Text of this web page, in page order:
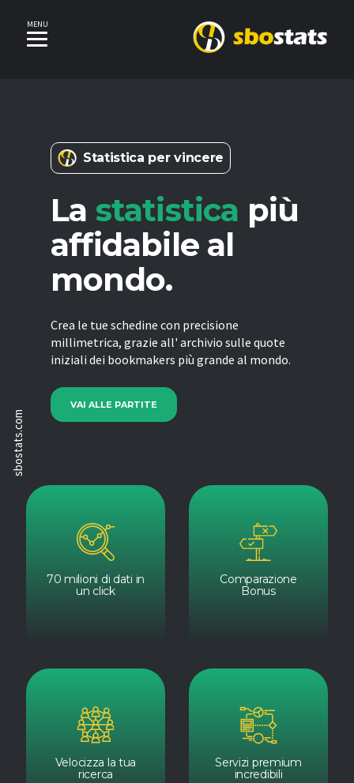
MENU
sbostats.com
Statistica per vincere
La statistica più
affidabile al
mondo.
Crea le tue schedine con precisione
millimetrica, grazie all' archivio sulle quote
iniziali dei bookmakers più grande al mondo.
VAI ALLE PARTITE
70 milioni di dati in
un click
Comparazione
Bonus
Velocizza la tua
ricerca
Servizi premium
incredibili